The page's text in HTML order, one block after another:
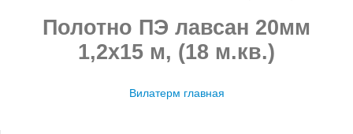
Полотно ПЭ лавсан 20мм
1,2х15 м, (18 м.кв.)
Вилатерм главная